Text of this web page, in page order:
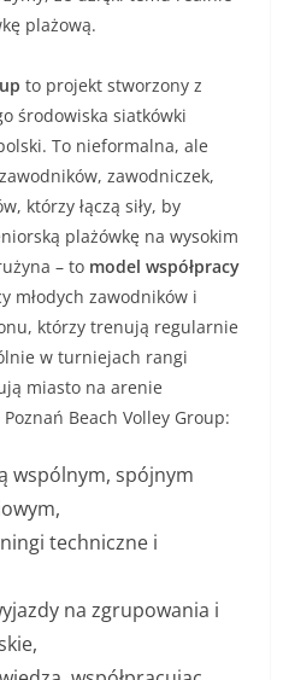
plażową.
to projekt stworzony z
środowiska siatkówki
To nieformalna, ale
zawodniczek,
którzy łączą siły, by
plażówkę na wysokim
– to model współpracy
młodych zawodników i
którzy trenują regularnie
w turniejach rangi
miasto na arenie
Beach Volley Group:
wspólnym, spójnym
techniczne i
na zgrupowania i